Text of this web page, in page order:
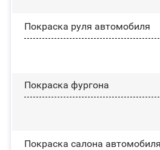
Покраска руля автомобиля
Покраска фургона
Покраска салона автомобиля